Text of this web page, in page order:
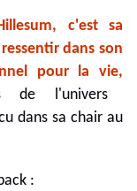
c'est sa
dans son
pour la vie,
de l'univers
dans sa chair au
: